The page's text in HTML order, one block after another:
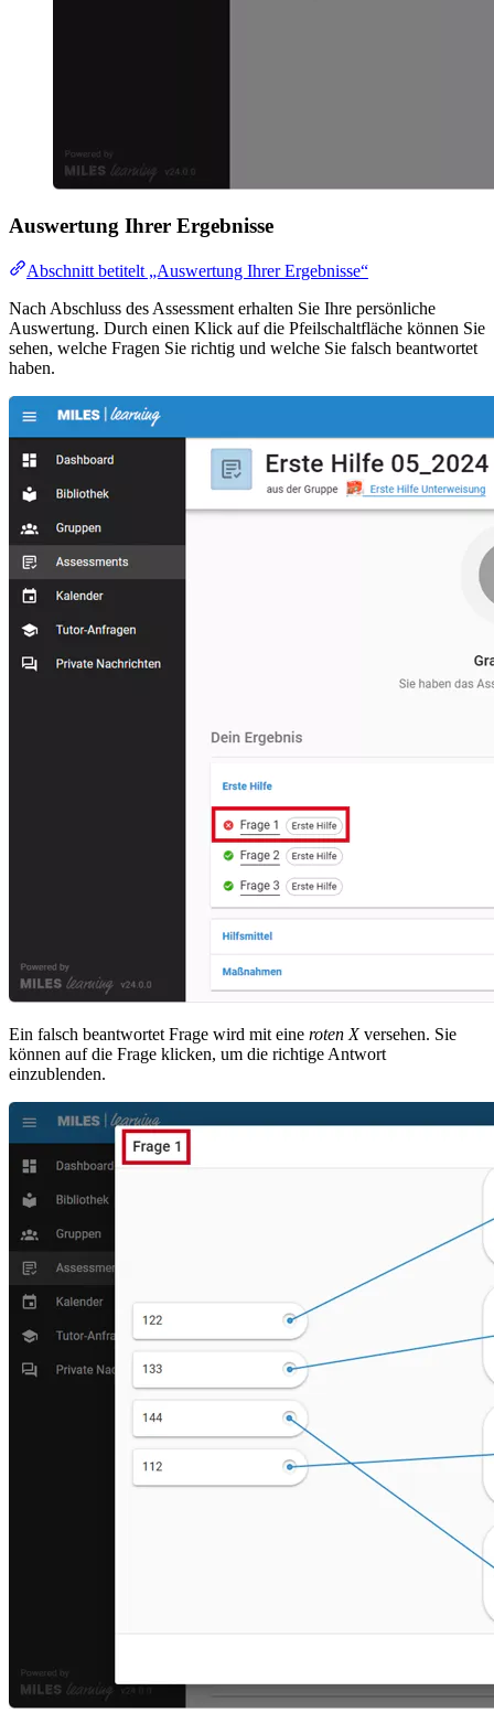
Auswertung Ihrer Ergebnisse
Abschnitt betitelt „Auswertung Ihrer Ergebnisse“
Nach Abschluss des Assessment erhalten Sie Ihre persönliche
Auswertung. Durch einen Klick auf die Pfeilschaltfläche können Sie
sehen, welche Fragen Sie richtig und welche Sie falsch beantwortet
haben.
Ein falsch beantwortet Frage wird mit eine roten Xversehen. Sie
können auf die Frage klicken, um die richtige Antwort
einzublenden.